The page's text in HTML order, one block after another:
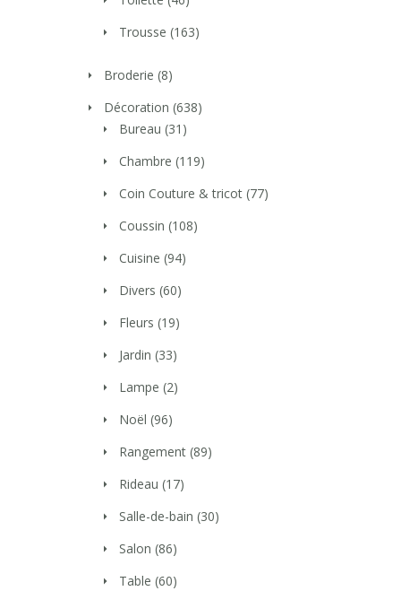
Trousse (163)
Broderie (8)
Décoration (638)
Bureau (31)
Chambre (119)
Coin Couture & tricot (77)
Coussin (108)
Cuisine (94)
Divers (60)
Fleurs (19)
Jardin (33)
Lampe (2)
Noël (96)
Rangement (89)
Rideau (17)
Salle-de-bain (30)
Salon (86)
Table (60)